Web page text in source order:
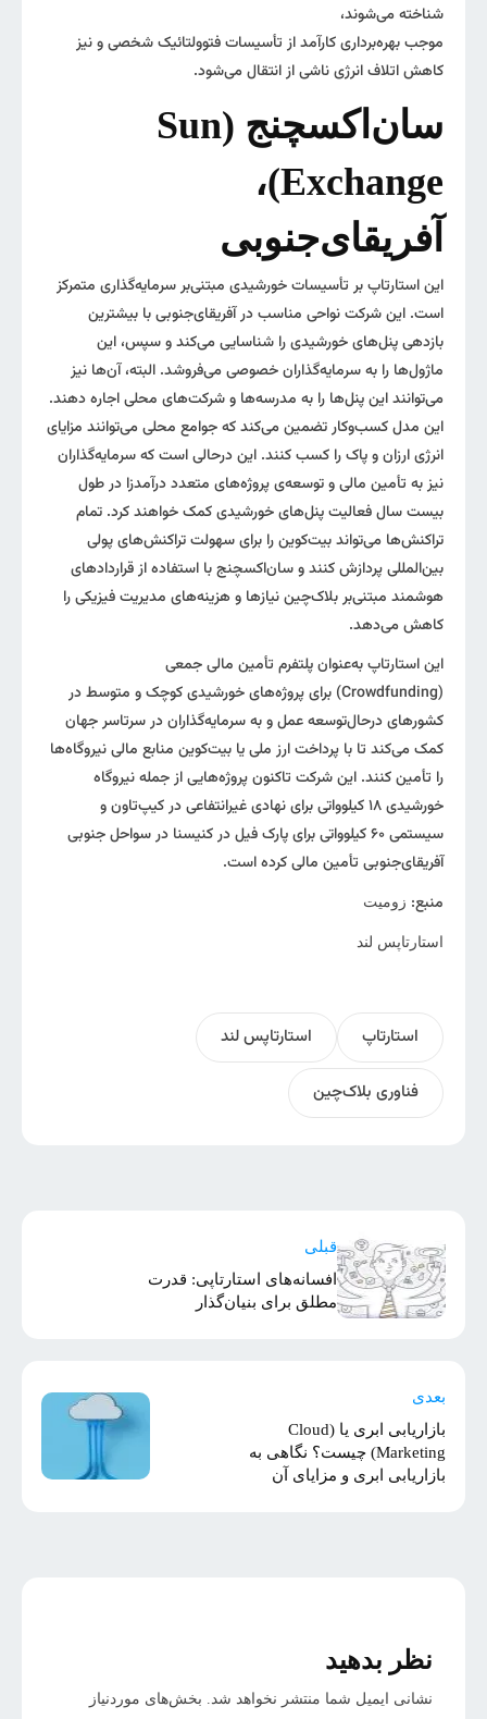
شناخته می‌شوند،
موجب بهره‌برداری کارآمد از تأسیسات فتوولتائیک شخصی و نیز
کاهش اتلاف انرژی ناشی از انتقال می‌شود.
سان‌اکسچنج (Sun
Exchange)،
آفریقای‌جنوبی
این استارتاپ بر تأسیسات خورشیدی مبتنی‌بر سرمایه‌گذاری متمرکز
است. این شرکت نواحی مناسب در آفریقای‌جنوبی با بیشترین
بازدهی پنل‌های خورشیدی را شناسایی می‌کند و سپس، این
ماژول‌ها را به سرمایه‌گذاران خصوصی می‌فروشد. البته، آن‌ها نیز
می‌توانند این پنل‌ها را به مدرسه‌ها و شرکت‌های محلی اجاره دهند.
این مدل کسب‌وکار تضمین می‌کند که جوامع محلی می‌توانند مزایای
انرژی ارزان و پاک را کسب کنند. این درحالی‌ است که سرمایه‌گذاران
نیز به تأمین مالی و توسعه‌ی پروژه‌های متعدد درآمدزا در طول
بیست سال فعالیت پنل‌های خورشیدی کمک خواهند کرد. تمام
تراکنش‌ها می‌تواند بیت‌کوین را برای سهولت تراکنش‌های پولی
بین‌المللی پردازش کنند و سان‌اکسچنج با استفاده از قراردادهای
هوشمند مبتنی‌بر بلاک‌چین نیازها و هزینه‌های مدیریت فیزیکی را
کاهش می‌دهد.
این استارتاپ به‌عنوان پلتفرم تأمین مالی جمعی
(Crowdfunding) برای پروژه‌های خورشیدی کوچک و متوسط در
کشورهای در‌حال‌توسعه عمل و به سرمایه‌گذاران در سرتاسر جهان
کمک می‌کند تا با پرداخت ارز ملی یا بیت‌کوین منابع مالی نیروگاه‌ها
را تأمین کنند. این شرکت تاکنون پروژه‌هایی از جمله نیروگاه
خورشیدی ۱۸ کیلوواتی برای نهادی غیرانتفاعی در کیپ‌تاون و
سیستمی ۶۰ کیلوواتی برای پارک فیل در کنیسنا در سواحل جنوبی
آفریقای‌جنوبی تأمین مالی کرده است.
منبع: زومیت
استارتاپس لند
استارتاپ استارتاپس لند
فناوری بلاک‌چین
قبلی
افسانه‌های استارتاپی: قدرت
مطلق برای بنیان‌گذار
بعدی
بازاریابی ابری یا (Cloud
Marketing) چیست؟ نگاهی به
بازاریابی ابری و مزایای آن
نظر بدهید
نشانی ایمیل شما منتشر نخواهد شد. بخش‌های موردنیاز